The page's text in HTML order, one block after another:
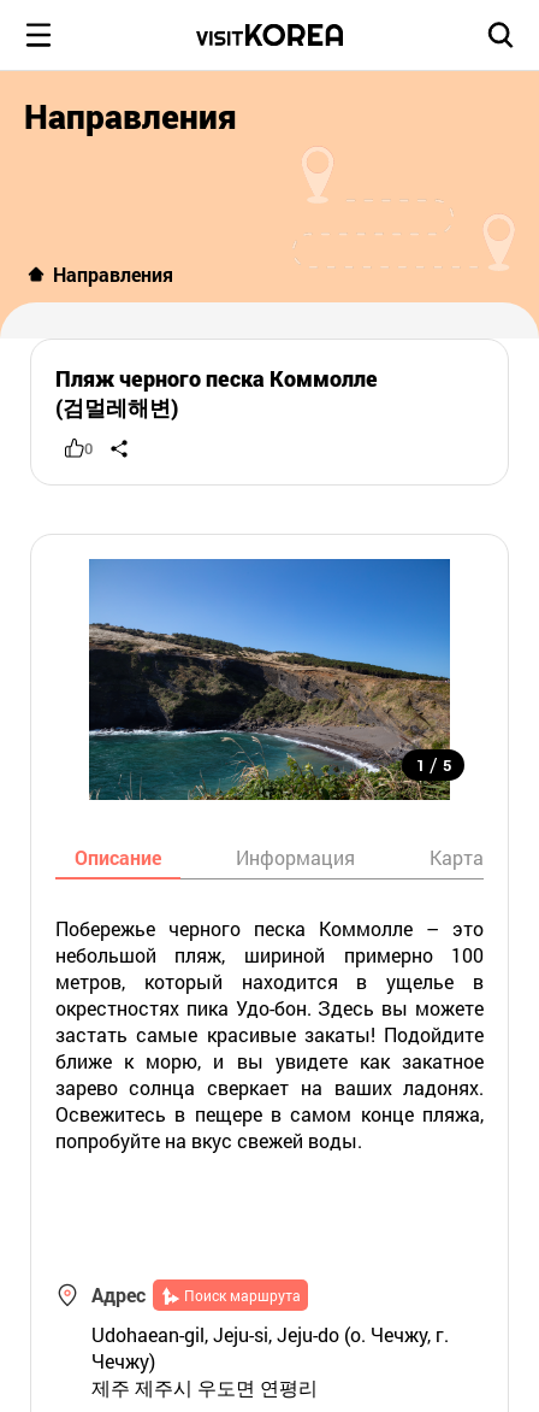
Направления
Направления
Пляж черного песка Коммолле
(검멀레해변)
0
1 / 5
Описание Информация Карта
Побережье черного песка Коммолле – это
небольшой пляж, шириной примерно 100
метров, который находится в ущелье в
окрестностях пика Удо-бон. Здесь вы можете
застать самые красивые закаты! Подойдите
ближе к морю, и вы увидете как закатное
зарево солнца сверкает на ваших ладонях.
Освежитесь в пещере в самом конце пляжа,
попробуйте на вкус свежей воды.
Адрес Поиск маршрута
Udohaean-gil, Jeju-si, Jeju-do (о. Чечжу, г.
Чечжу)
제주 제주시 우도면 연평리